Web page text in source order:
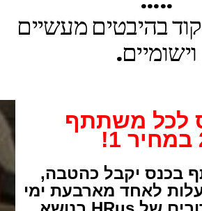
בהיבטים מעשיים
וישומיים.
לכל משתתף
בכנס יקבל כהטבה,
לאחד מארבעת ימי